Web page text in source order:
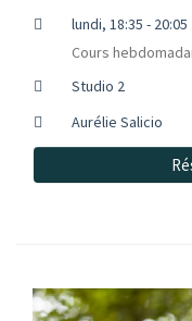
lundi, 18:35 - 20:05
Cours
Studio 2
Aurélie Salicio